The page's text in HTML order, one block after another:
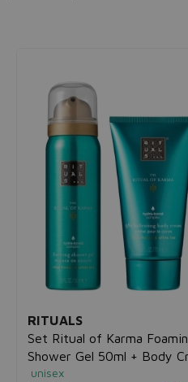
RITUALS
Set Ritual of Karma
Shower Gel 50ml + Body
70ml
unisex